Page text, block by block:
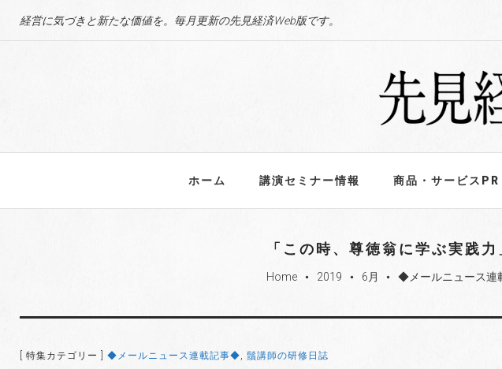
o
経営に気づきと新たな価値を。毎月更新の先見経済Web版です。
ホーム 講演セミナー情報 商品・サービスPR
「この時、尊徳翁に学ぶ実践力
Home fiber_manual_record 2019 fiber_manual_record 6月 fiber_manual_record ◆メールニュース
[ 特集カテゴリー ] ◆メールニュース連載記事◆, 鬚講師の研修日誌